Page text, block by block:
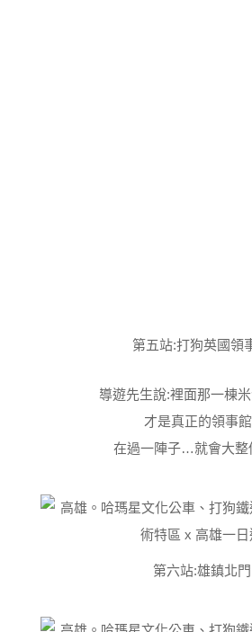
第五站:打狗英國領
導遊先生說:裡面那一棟
才是真正的領事
在過一陣子…就會大整
第六站:雄鎮北門